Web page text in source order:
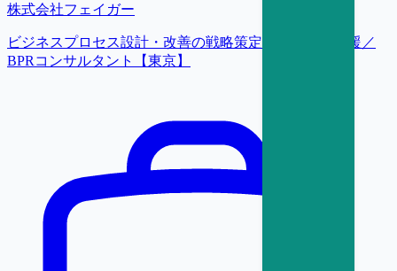
株式会社フェイガー
ビジネスプロセス設計・改善の戦略策定および実行支援／
BPRコンサルタント【東京】